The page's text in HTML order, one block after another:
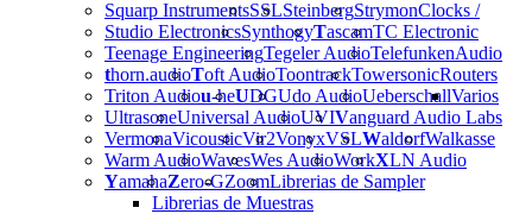
Squarp InstrumentsSSLSteinbergStrymon
Studio ElectronicsSynthogyTascamTC Electronic
Teenage EngineeringTegeler AudioTelefunken
thorn.audioToft AudioToontrackTowersonic
Triton Audiou-heUDGUdo AudioUeberschall
UltrasoneUniversal AudioUVIVanguard Audio Labs
VermonaVicousticVir2VonyxVSLWaldorfWalkasse
Warm AudioWavesWes AudioWorkXLN Audio
YamahaZero-GZoom
Clocks /
Audio
Routers
Varios
Librerias de Sampler
Librerias de Muestras